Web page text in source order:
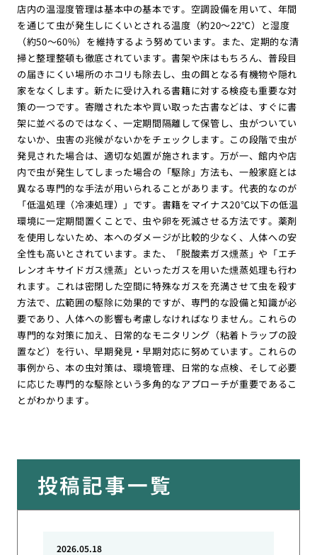
店内の温湿度管理は基本中の基本です。空調設備を用いて、年間
を通じて虫が発生しにくいとされる温度（約20〜22℃）と湿度
（約50〜60%）を維持するよう努めています。また、定期的な清
掃と整理整頓も徹底されています。書架や床はもちろん、普段目
の届きにくい場所のホコリも除去し、虫の餌となる有機物や隠れ
家をなくします。新たに受け入れる書籍に対する検疫も重要な対
策の一つです。寄贈された本や買い取った古書などは、すぐに書
架に並べるのではなく、一定期間隔離して保管し、虫がついてい
ないか、虫害の兆候がないかをチェックします。この段階で虫が
発見された場合は、適切な処置が施されます。万が一、館内や店
内で虫が発生してしまった場合の「駆除」方法も、一般家庭とは
異なる専門的な手法が用いられることがあります。代表的なのが
「低温処理（冷凍処理）」です。書籍をマイナス20℃以下の低温
環境に一定期間置くことで、虫や卵を死滅させる方法です。薬剤
を使用しないため、本へのダメージが比較的少なく、人体への安
全性も高いとされています。また、「脱酸素ガス燻蒸」や「エチ
レンオキサイドガス燻蒸」といったガスを用いた燻蒸処理も行わ
れます。これは密閉した空間に特殊なガスを充満させて虫を殺す
方法で、広範囲の駆除に効果的ですが、専門的な設備と知識が必
要であり、人体への影響も考慮しなければなりません。これらの
専門的な対策に加え、日常的なモニタリング（粘着トラップの設
置など）を行い、早期発見・早期対応に努めています。これらの
事例から、本の虫対策は、環境管理、日常的な点検、そして必要
に応じた専門的な駆除という多角的なアプローチが重要であるこ
とがわかります。
投稿記事一覧
2026.05.18